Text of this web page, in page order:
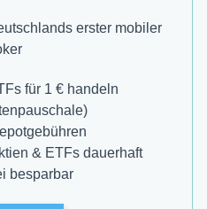
erster mobiler
für 1 € handeln
& ETFs dauerhaft
besparbar